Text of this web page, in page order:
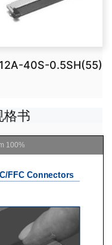
40S-0.5SH(55)
书
100%